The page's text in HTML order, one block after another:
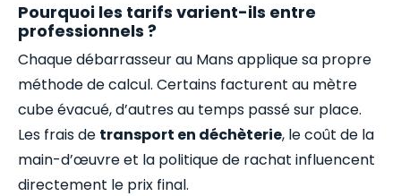
Pourquoi les tarifs varient-ils entre
professionnels ?
Chaque débarrasseur au Mans applique sa propre
méthode de calcul. Certains facturent au mètre
cube évacué, d’autres au temps passé sur place.
Les frais de transport en déchèterie, le coût de la
main-d’œuvre et la politique de rachat influencent
directement le prix final.